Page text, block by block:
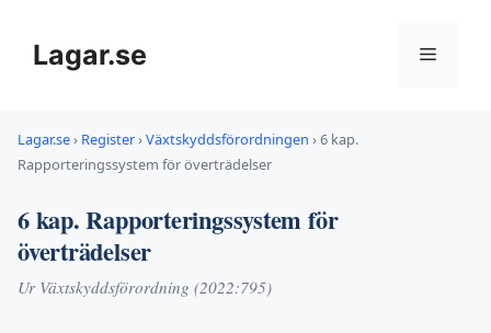
innehållLagar.se Meny
Lagar.se› Register›Växtskyddsförordningen ›6 kap.
Rapporteringssystem för överträdelser
6 kap. Rapporteringssystem för
överträdelser
Ur Växtskyddsförordning (2022:795)